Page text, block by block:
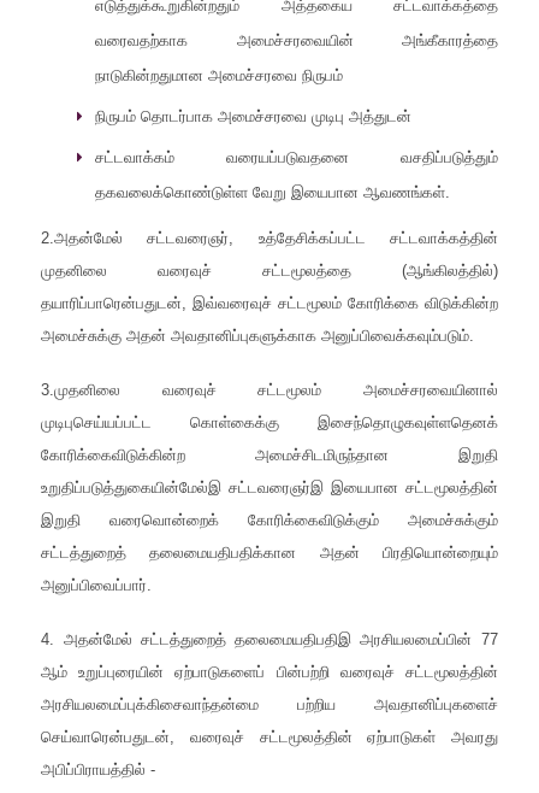
எடுத்துக்கூறுகின்றதும் அத்தகைய சட்டவாக்கத்தை
வரைவதற்காக அமைச்சரவையின் அங்கீகாரத்தை
நாடுகின்றதுமான அமைச்சரவை நிருபம்
நிருபம் தொடர்பாக அமைச்சரவை முடிபு அத்துடன்
சட்டவாக்கம் வரையப்படுவதனை வசதிப்படுத்தும்
தகவலைக்கொண்டுள்ள வேறு இயைபான ஆவணங்கள்.
2.அதன்மேல் சட்டவரைஞர், உத்தேசிக்கப்பட்ட சட்டவாக்கத்தின்
முதனிலை வரைவுச் சட்டமூலத்தை (ஆங்கிலத்தில்)
தயாரிப்பாரென்பதுடன், இவ்வரைவுச் சட்டமூலம் கோரிக்கை விடுக்கின்ற
அமைச்சுக்கு அதன் அவதானிப்புகளுக்காக அனுப்பிவைக்கவும்படும்.
3.முதனிலை வரைவுச் சட்டமூலம் அமைச்சரவையினால்
முடிபுசெய்யப்பட்ட கொள்கைக்கு இசைந்தொழுகவுள்ளதெனக்
கோரிக்கைவிடுக்கின்ற அமைச்சிடமிருந்தான இறுதி
உறுதிப்படுத்துகையின்மேல்இ சட்டவரைஞர்இ இயைபான சட்டமூலத்தின்
இறுதி வரைவொன்றைக் கோரிக்கைவிடுக்கும் அமைச்சுக்கும்
சட்டத்துறைத் தலைமையதிபதிக்கான அதன் பிரதியொன்றையும்
அனுப்பிவைப்பார்.
4. அதன்மேல் சட்டத்துறைத் தலைமையதிபதிஇ அரசியலமைப்பின் 77
ஆம் உறுப்புரையின் ஏற்பாடுகளைப் பின்பற்றி வரைவுச் சட்டமூலத்தின்
அரசியலமைப்புக்கிசைவாந்தன்மை பற்றிய அவதானிப்புகளைச்
செய்வாரென்பதுடன், வரைவுச் சட்டமூலத்தின் ஏற்பாடுகள் அவரது
அபிப்பிராயத்தில் -